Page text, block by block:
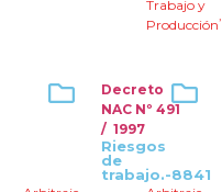
Trabajo y
Producción
,
Decreto
NAC Nº 491
/ 1997
Riesgos
de
trabajo.-8841